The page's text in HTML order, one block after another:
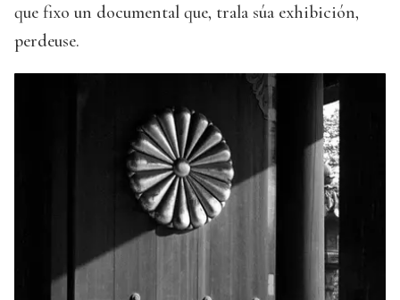
que fixo un documental que, trala súa exhibición,
perdeuse.